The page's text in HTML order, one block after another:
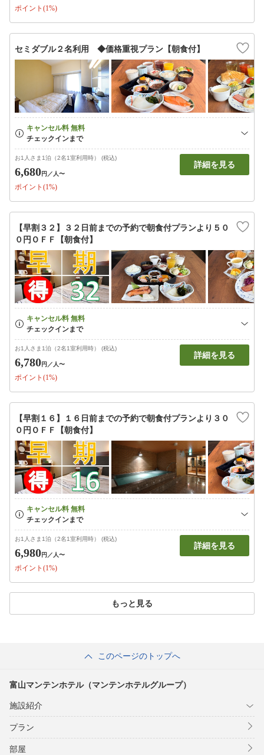
ポイント(1%)
セミダブル２名利用 ◆価格重視プラン【朝食付】
お1人さま1泊（2名1室利用時） (税込)
6,680円 ／人〜
ポイント(1%)
詳細を見る
【早割３２】３２日前までの予約で朝食付プランより５０
０円ＯＦＦ【朝食付】
お1人さま1泊（2名1室利用時） (税込)
6,780円 ／人〜
ポイント(1%)
詳細を見る
【早割１６】１６日前までの予約で朝食付プランより３０
０円ＯＦＦ【朝食付】
お1人さま1泊（2名1室利用時） (税込)
6,980円 ／人〜
ポイント(1%)
詳細を見る
もっと見る
このページのトップへ
富山マンテンホテル（マンテンホテルグループ）
施設紹介
プラン
部屋